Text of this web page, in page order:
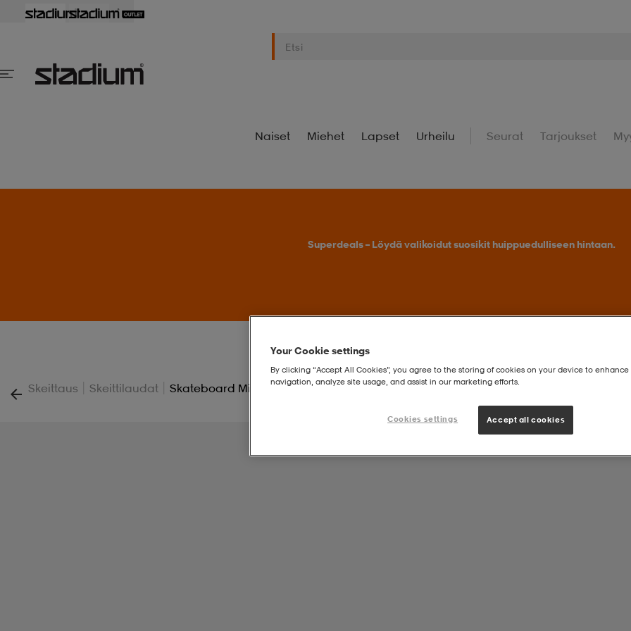
Naiset Miehet Lapset Urheilu Seurat Tarjoukset
Superdeals – Löydä valikoidut suosikit huippuedulliseen hintaan.
Skeittaus | Skeittilaudat | Skateboard Mini Cruiser, 20x79cm, Black, Wood Deck
Your Cookie settings
By clicking “Accept All Cookies”, you agree to the storing of cookies on your device to enhance
navigation, analyze site usage, and assist in our marketing efforts.
Cookies settings Accept all cookies